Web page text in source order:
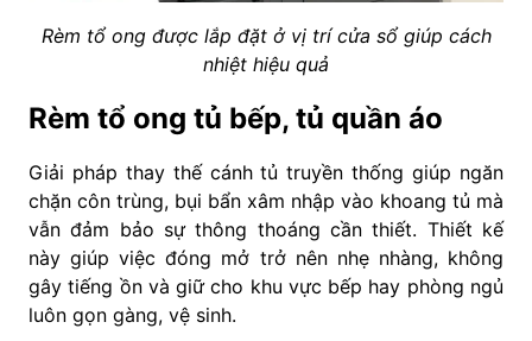
Rèm tổ ong được lắp đặt ở vị trí cửa sổ giúp cách
nhiệt hiệu quả
Rèm tổ ong tủ bếp, tủ quần áo
Giải pháp thay thế cánh tủ truyền thống giúp ngăn
chặn côn trùng, bụi bẩn xâm nhập vào khoang tủ mà
vẫn đảm bảo sự thông thoáng cần thiết. Thiết kế
này giúp việc đóng mở trở nên nhẹ nhàng, không
gây tiếng ồn và giữ cho khu vực bếp hay phòng ngủ
luôn gọn gàng, vệ sinh.